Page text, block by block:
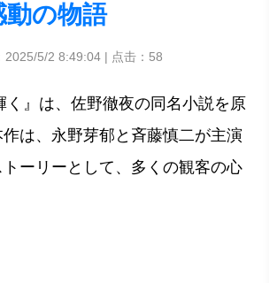
の物語
5/2 8:49:04 | 点击： 58
』は、佐野徹夜の同名小説を原
作は、永野芽郁と斉藤慎二が主演
ーリーとして、多くの観客の心